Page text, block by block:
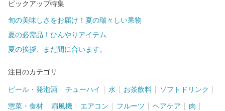
ピックアップ特集
旬の美味しさをお届け！夏の瑞々しい果物
夏の必需品！ひんやりアイテム
夏の挨拶、まだ間に合います。
注目のカテゴリ
ビール・発泡酒 チューハイ 水 お茶飲料 ソフトドリンク
惣菜・食材 扇風機 エアコン フルーツ ヘアケア 肉